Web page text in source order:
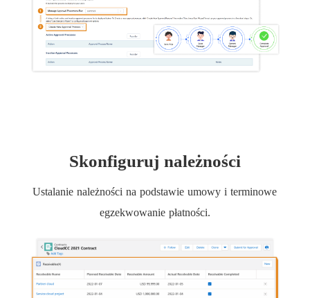
Skonfiguruj należności
Ustalanie należności na podstawie umowy i terminowe
egzekwowanie płatności.